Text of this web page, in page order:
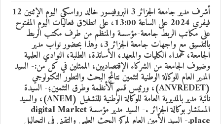
أشرف مدير جامعة الجزائر 3 البروفيسور خالد رواسكي اليوم الإثنين 12
فيفري 2024 على الساعة 13:00، على انطلاق فعاليات اليوم المفتوح
على مكاتب الربط جامعة-مؤسسة والمنظم من طرف مكتب الربط
بالتنسيق مع واجهات جامعة الجزائر 3، وهذا بحضور نواب مدير
الجامعة، عمداء الكليات والمعهد، الأساتذة، الطلبة، النوادي العلمية
وضيوف الجامعة من الشركاء الإقتصاديين، الممثلين في كل من:- السيد
المدير العام للوكالة الوطنية لتثمين نتائج البحث والتطور التكنولوجي
(ANVREDET)، ورئيس قسم الأنظمة وطرق التثمين؛- السيدة
نائبة مدير بالمديرية العامة للوكالة الوطنية للتشغيل (ANEM)، والسيد
المستشار بوكالة الجزائر .- السيد مدير مؤسسة digital Market